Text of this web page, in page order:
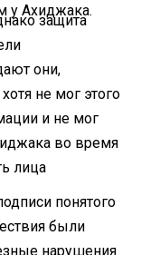
у Ахиджака.
защита
они,
не мог этого
и не мог
во время
лица
понятого
были
нарушения